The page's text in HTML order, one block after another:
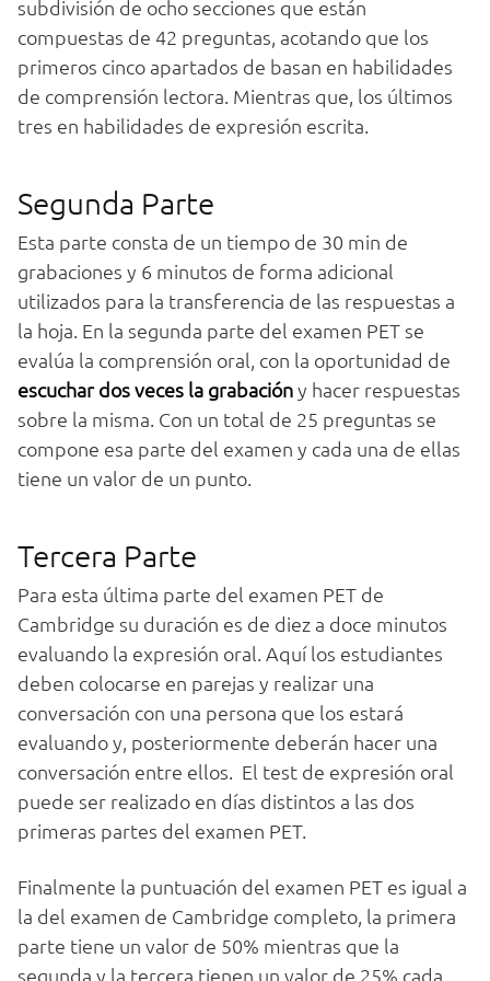
subdivisión de ocho secciones que están
compuestas de 42 preguntas, acotando que los
primeros cinco apartados de basan en habilidades
de comprensión lectora. Mientras que, los últimos
tres en habilidades de expresión escrita.
Segunda Parte
Esta parte consta de un tiempo de 30 min de
grabaciones y 6 minutos de forma adicional
utilizados para la transferencia de las respuestas a
la hoja. En la segunda parte del examen PET se
evalúa la comprensión oral, con la oportunidad de
escuchar dos veces la grabacióny hacer respuestas
sobre la misma. Con un total de 25 preguntas se
compone esa parte del examen y cada una de ellas
tiene un valor de un punto.
Tercera Parte
Para esta última parte del examen PET de
Cambridge su duración es de diez a doce minutos
evaluando la expresión oral. Aquí los estudiantes
deben colocarse en parejas y realizar una
conversación con una persona que los estará
evaluando y, posteriormente deberán hacer una
conversación entre ellos. El test de expresión oral
puede ser realizado en días distintos a las dos
primeras partes del examen PET.
Finalmente la puntuación del examen PET es igual a
la del examen de Cambridge completo, la primera
parte tiene un valor de 50% mientras que la
segunda y la tercera tienen un valor de 25% cada